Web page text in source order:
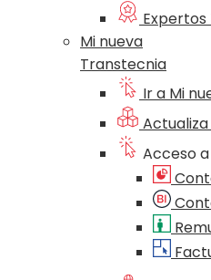
Expertos
Mi nueva
Transtecnia
Ir a Mi
Acceso